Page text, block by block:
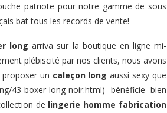
patriote pour notre gamme de sous
bat tous les records de vente!
long arriva sur la boutique en ligne mi-
plébiscité par nos clients, nous avons
un caleçon long aussi sexy que
43-boxer-long-noir.html) bénéficie bien
de lingerie homme fabrication